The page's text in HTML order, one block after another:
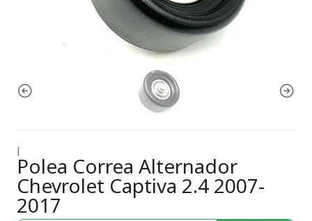
|
Polea Correa Alternador
Chevrolet Captiva 2.4 2007-
2017